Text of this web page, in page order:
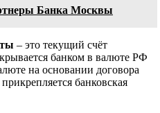
Банка Москвы
– это текущий счёт
банком в валюте РФ
на основании договора
банковская